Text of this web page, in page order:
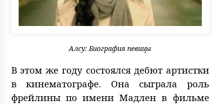
Алсу: Биография певицы
В этом же году состоялся дебют артистки
в кинематографе. Она сыграла роль
фрейлины по имени Мадлен в фильме